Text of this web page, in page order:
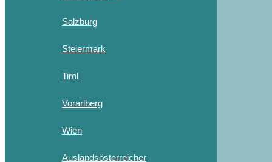
Salzburg
Steiermark
Tirol
Vorarlberg
Wien
Auslandsösterreicher